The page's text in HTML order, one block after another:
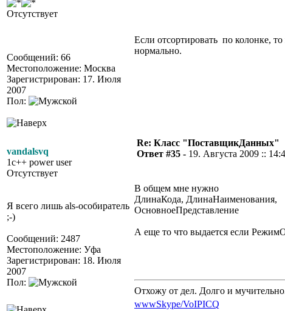
Отсутствует
Сообщений: 66
Местоположение: Москва
Зарегистрирован: 17. Июля
2007
Пол:
Если отсортировать по колонке,
нормально.
vandalsvq
1c++ power user
Отсутствует
Я всего лишь als-особиратель
;-)
Сообщений: 2487
Местоположение: Уфа
Зарегистрирован: 18. Июля
2007
Пол:
Re: Класс "ПоставщикДанных"
Ответ #35 - 19. Августа 2009 ::
В общем мне нужно
ДлинаКода, ДлинаНаименования,
ОсновноеПредставление
А еще то что выдается если
Отхожу от дел. Долго и
wwwSkype/VoIPICQ